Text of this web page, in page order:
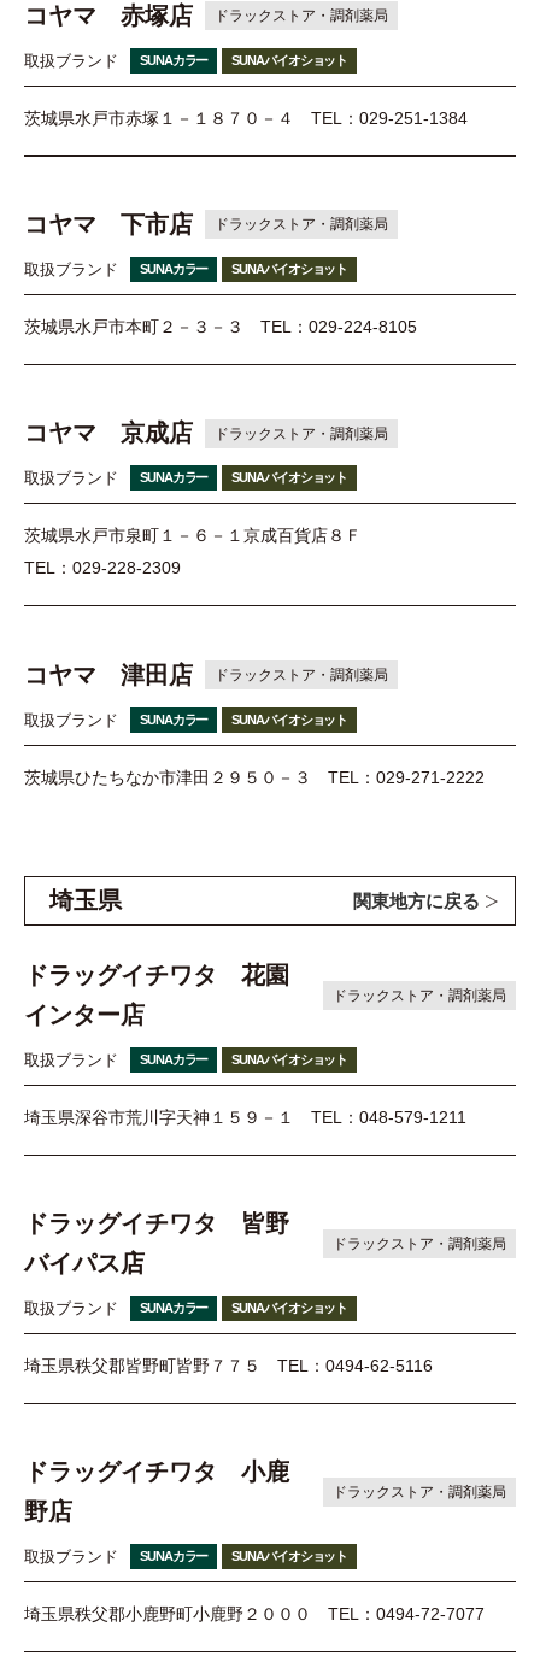
コヤマ 赤塚店 ドラックストア・調剤薬局
取扱ブランド SUNAカラー SUNAバイオショット
茨城県水戸市赤塚１－１８７０－４ TEL：029-251-1384
コヤマ 下市店 ドラックストア・調剤薬局
取扱ブランド SUNAカラー SUNAバイオショット
茨城県水戸市本町２－３－３ TEL：029-224-8105
コヤマ 京成店 ドラックストア・調剤薬局
取扱ブランド SUNAカラー SUNAバイオショット
茨城県水戸市泉町１－６－１京成百貨店８Ｆ
TEL：029-228-2309
コヤマ 津田店 ドラックストア・調剤薬局
取扱ブランド SUNAカラー SUNAバイオショット
茨城県ひたちなか市津田２９５０－３ TEL：029-271-2222
埼玉県 関東地方に戻る
ドラッグイチワタ 花園
インター店
ドラックストア・調剤薬局
取扱ブランド SUNAカラー SUNAバイオショット
埼玉県深谷市荒川字天神１５９－１ TEL：048-579-1211
ドラッグイチワタ 皆野
バイパス店
ドラックストア・調剤薬局
取扱ブランド SUNAカラー SUNAバイオショット
埼玉県秩父郡皆野町皆野７７５ TEL：0494-62-5116
ドラッグイチワタ 小鹿
野店
ドラックストア・調剤薬局
取扱ブランド SUNAカラー SUNAバイオショット
埼玉県秩父郡小鹿野町小鹿野２０００ TEL：0494-72-7077